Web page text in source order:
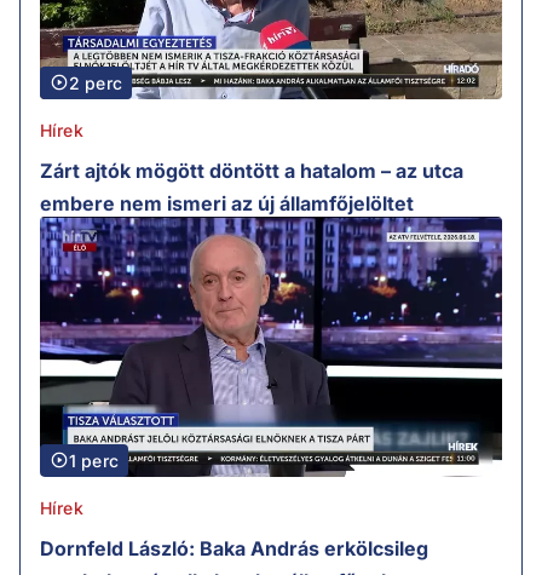
2 perc
Hírek
Zárt ajtók mögött döntött a hatalom – az utca
embere nem ismeri az új államfőjelöltet
1 perc
Hírek
Dornfeld László: Baka András erkölcsileg